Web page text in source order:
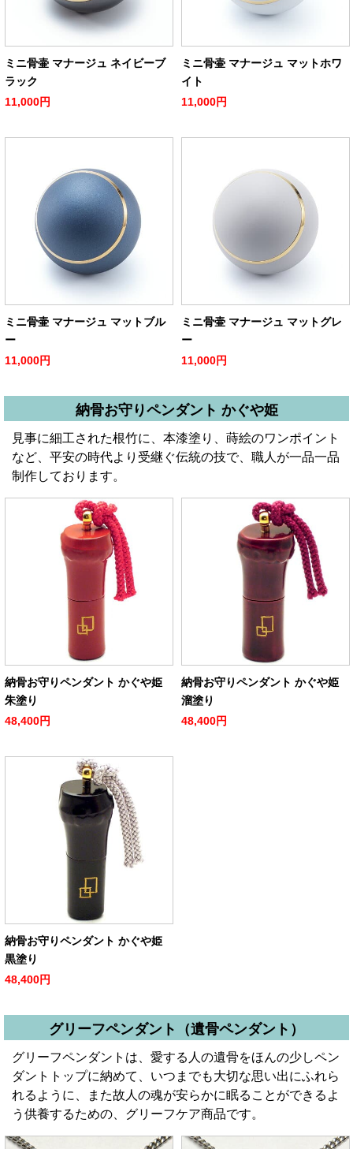
ミニ骨壷 マナージュ ネイビーブ
ラック
11,000円
ミニ骨壷 マナージュ マットホワ
イト
11,000円
ミニ骨壷 マナージュ マットブル
ー
11,000円
ミニ骨壷 マナージュ マットグレ
ー
11,000円
納骨お守りペンダント かぐや姫
見事に細工された根竹に、本漆塗り、蒔絵のワンポイント
など、平安の時代より受継ぐ伝統の技で、職人が一品一品
制作しております。
納骨お守りペンダント かぐや姫
朱塗り
48,400円
納骨お守りペンダント かぐや姫
溜塗り
48,400円
納骨お守りペンダント かぐや姫
黒塗り
48,400円
グリーフペンダント（遺骨ペンダント）
グリーフペンダントは、愛する人の遺骨をほんの少しペン
ダントトップに納めて、いつまでも大切な思い出にふれら
れるように、また故人の魂が安らかに眠ることができるよ
う供養するための、グリーフケア商品です。